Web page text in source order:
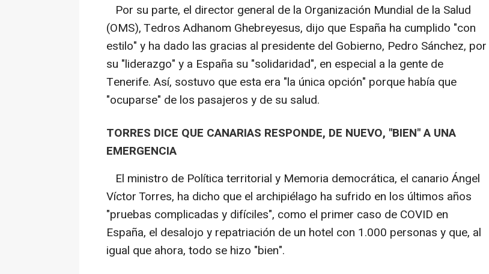
Por su parte, el director general de la Organización Mundial de la Salud
(OMS), Tedros Adhanom Ghebreyesus, dijo que España ha cumplido "con
estilo" y ha dado las gracias al presidente del Gobierno, Pedro Sánchez, por
su "liderazgo" y a España su "solidaridad", en especial a la gente de
Tenerife. Así, sostuvo que esta era "la única opción" porque había que
"ocuparse" de los pasajeros y de su salud.
TORRES DICE QUE CANARIAS RESPONDE, DE NUEVO, "BIEN" A UNA
EMERGENCIA
El ministro de Política territorial y Memoria democrática, el canario Ángel
Víctor Torres, ha dicho que el archipiélago ha sufrido en los últimos años
"pruebas complicadas y difíciles", como el primer caso de COVID en
España, el desalojo y repatriación de un hotel con 1.000 personas y que, al
igual que ahora, todo se hizo "bien".